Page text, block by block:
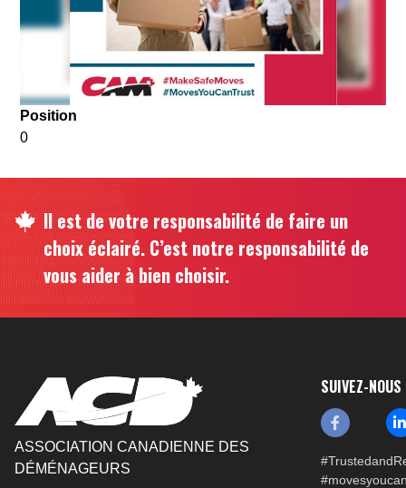
Position
0
Il est de votre responsabilité de faire un
choix éclairé. C’est notre responsabilité de
vous aider à bien choisir.
ASSOCIATION CANADIENNE DES
DÉMÉNAGEURS
SUIVEZ-